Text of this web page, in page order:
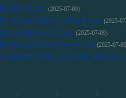
沙堪察商品房 (2025-07-09)
个家九里边城联排别墅确定购买 (2025-
理社会监督员聘任仪式 (2025-07-09)
忻城县断验老阳宅及主持迁葬 (2025-07-
山留题地的确定及现场指导门楼施工起
0 0 0